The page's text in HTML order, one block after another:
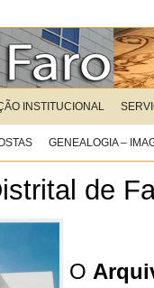
INSTITUCIONAL
GENEALOGIA –
de
O